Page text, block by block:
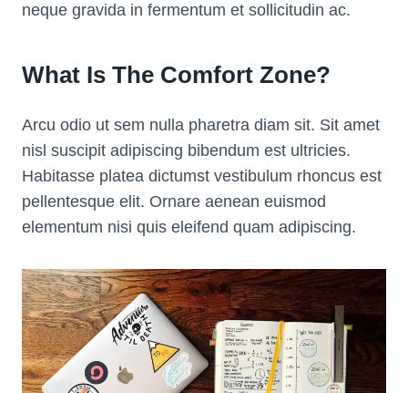
neque gravida in fermentum et sollicitudin ac.
What Is The Comfort Zone?
Arcu odio ut sem nulla pharetra diam sit. Sit amet
nisl suscipit adipiscing bibendum est ultricies.
Habitasse platea dictumst vestibulum rhoncus est
pellentesque elit. Ornare aenean euismod
elementum nisi quis eleifend quam adipiscing.